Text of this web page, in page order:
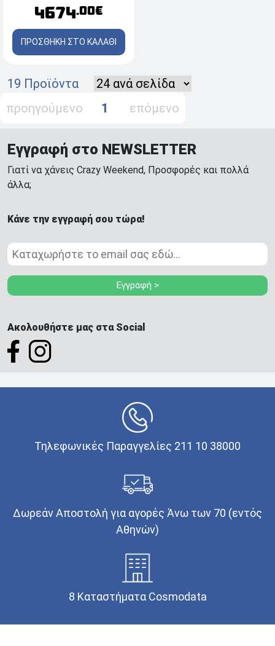
4674.00€
ΠΡΟΣΘΗΚΗ ΣΤΟ ΚΑΛΑΘΙ
19 Προϊόντα
προηγούμενο
1 επόμενο
Εγγραφή στο NEWSLETTER
Γιατί να χάνεις Crazy Weekend, Προσφορές και πολλά
άλλα;
Κάνε την εγγραφή σου τώρα!
Εγγραφή >
Ακολουθήστε μας στα Social
Τηλεφωνικές Παραγγελίες 211 10 38000
Δωρεάν Αποστολή για αγορές Άνω των 70 (εντός
Αθηνών)
8 Καταστήματα Cosmodata